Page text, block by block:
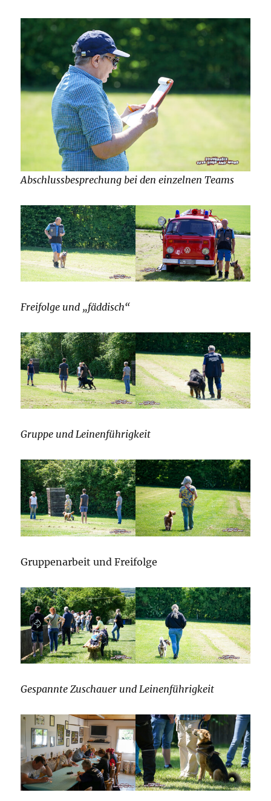
Abschlussbesprechung bei den einzelnen Teams
Freifolge und „fäddisch“
Gruppe und Leinenführigkeit
Gruppenarbeit und Freifolge
Gespannte Zuschauer und Leinenführigkeit